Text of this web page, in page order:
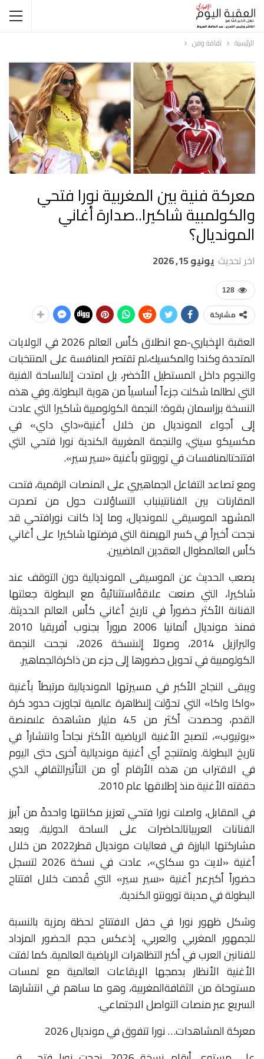
الرئيسية ثقافة وفن
معركة فنية بين المغربية نورا فتحي
والكولمبية شاكيرا..صدارة أغاني
المونديال؟
اخر تحديث يونيو 15, 2026
128
مشاركة
العقبة الإخباري-معانطلاقكأس العالم2026 في الولايات
المتحدةوكنداوالمكسيك،لمتقتصر المنافسةعلىالمنتخبات
والنجومداخل المستطيل الأخضر، بل امتدت إلىالساحة الفنية
التيلطالماشكلتجزءاًأساسياًمنهويةالبطولة.وفيهذه
النسخةبرزاسمانبقوة؛النجمةالكولومبيةشاكيراالتيعادت
إلى أجواء المونديال من خلال أغنية«داي داي» في
مكسيكو سيتي، والنجمة المغربية الكندية نورا فتحي التي
افتتحتالمنافساتفيتورونتوبأغنية«سيرسير».
ومعتصاعدالتفاعلالجماهيريعلىالمنصاتالرقمية،فتحت
المقارنات بين الفنانتينباب التساؤلات حول من تصدرت
المشهد الموسيقي للمونديال، وما إذا كانت نورافتحي قد
نجحتأخيراًفيكسر الهيمنةالتيفرضتهاشاكيرا علىأغاني
كأسالعالمطوالالعقدينالماضيين.
يصعب الحديث عن الموسيقى المونديالية دون التوقف عند
شاكيرا، التي صنعت علاقةًاستثنائيةً مع البطولة جعلتها
الفنانة الأكثر حضوراً في تاريخ أغاني كأس العالم الحديثة.
فمنذ مونديال ألمانيا مروراً بجنوب أفريقيا
والبرازيل
، وصولاً إلىنسخة ، نجحت النجمة
الكولومبيةفيتحويلحضورهاإلىجزءمنذاكرةالجماهير.
ويبقى النجاح الأكبر في مسيرتها المونديالية مرتبطاً بأغنية
«واكا واكا» التيتحوّلتإلىظاهرة عالميةتجاوزتحدودكرة
القدم، وحصدت أكثر من4.5 مليار مشاهدة علىمنصة
«يوتيوب»، لتصبح الأغنية الرياضية الأكثر نجاحاً وانتشاراً في
تاريخ البطولة. ولمتنجح أي أغنية مونديالية أخرى حتى اليوم
في الاقتراب من هذه الأرقام أو من التأثيرالثقافي الذي
حققتهالأغنيةمنذإطلاقها عام
في المقابل، واصلت نورا فتحيتعزيز مكانتها واحدةًمنأبرز
الفنانات العربياتالحاضرات على الساحة الدولية. وبعد
مشاركتها البارزة في فعاليات مونديال قطر2022 من خلال
أغنية «لايت دو سكاي»، عادت في نسخة2026
لتسجل
حضوراً أكبرعبر أغنية «سير سير» التي قُدمت خلال افتتاح
البطولةفيمدينةتورونتوالكندية.
وشكل ظهور نورا في حفل الافتتاح لحظة رمزية بالنسبة
للجمهور المغربي والعربي، إذعكس حجم الحضور المزداد
للفنانينالعربفيأكبرالتظاهراتالرياضيةالعالمية.كمالفتت
الأغنية الأنظار بدمجها الإيقاعات العالمية مع لمسات
مستوحاةمن الثقافةالمغربية، وهو ما ساهم في انتشارها
السريععبرمنصاتالتواصلالاجتماعي.
معركة المشاهدات… نورا تتفوق في مونديال 2026